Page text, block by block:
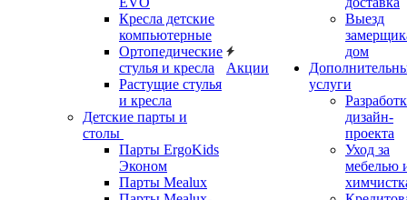
Кресла детские
компьютерные
Ортопедические
стулья и кресла
Растущие стулья
и кресла
Детские парты и
столы
Парты ErgoKids
Эконом
Парты Mealux
Акции
Выезд
дом
услуги
дизайн-
проекта
Уход за
мебелью